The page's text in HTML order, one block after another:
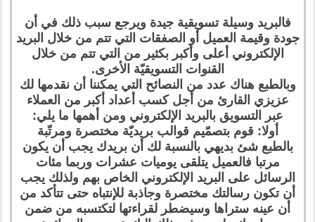
فالبريد وسيلة تسويقية جيدة ويرجع سبب ذلك في أن
جودة وقيمة العميل أو الصفقات التي تتم من خلال البريد
الإلكتروني أعلى وأكبر بكثير من التي تتم من خلال
القنوات التسويقيّة الأخرى.
وبالطبع هناك عدد من النصائح التي يمكننا أن نقدمها لك
عزيزي القارئ من أجل كسب أعداد أكبر من العملاء
عبر التسويق بالبريد الإلكتروني ومن أهمها ما يلي:
أولا: قوم بتصمّيم قوالب بريديّة مختصرة ومرتّبة
بالطبع شئ بديهي بالنسبة لك أن بريدك يجب أن يكون
مرتبا فالعميل يتلقى يوميات عشرات وربما مئات
الرسائل على البريد الإلكتروني الخاص بهم ولذلك يجب
أن تكون رسالتك مختصرة وجاذبة للإنتباه حتى تتأكد من
أن عينه ستراها وسيضطر لقراءتها لتكتسبه من ضمن